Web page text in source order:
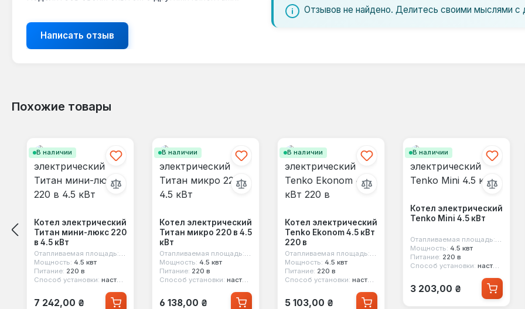
Написать отзыв
Отзывов не найдено. Делитесь своими мыслями с
Похожие товары
В наличии
Котел электрический
Титан мини-люкс 220
в 4.5 кВт
Мощность: 4.5 квт
Питание: 220 в
Способ установки: настенный
Обычная цена:
7 242,00 ₴
В наличии
Котел электрический
Титан микро 220 в 4.5
кВт
Мощность: 4.5 квт
Питание: 220 в
Способ установки: настенный
Обычная цена:
6 138,00 ₴
В наличии
Котел электрический
Tenko Ekonom 4.5 кВт
220 в
Мощность: 4.5 квт
Питание: 220 в
Способ установки: настенный
Обычная цена:
5 103,00 ₴
В наличии
Котел электрический
Tenko Mini 4.5 кВт
Мощность: 4.5 квт
Питание: 220 в
Способ установки: настенный
Обычная цена:
3 203,00 ₴